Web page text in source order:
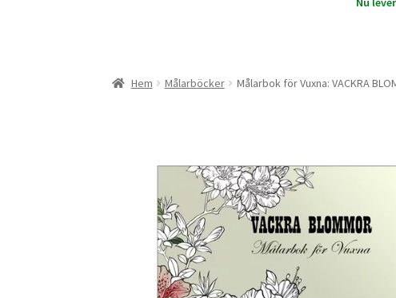
Hem Målarböcker Målarbok för Vuxna: VACKRA